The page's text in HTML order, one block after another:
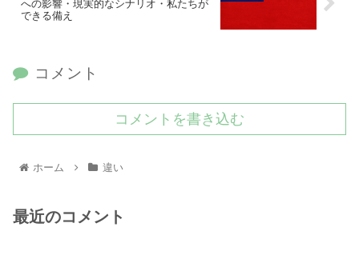
への影響・現実的なシナリオ・私たちが
できる備え
コメント
コメントを書き込む
ホーム 違い
最近のコメント